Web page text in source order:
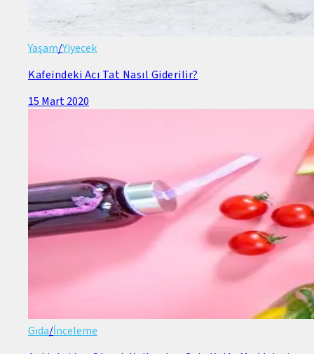
Yaşam/Yiyecek
Kafeindeki Acı Tat Nasıl Giderilir?
15 Mart 2020
Gıda/İnceleme